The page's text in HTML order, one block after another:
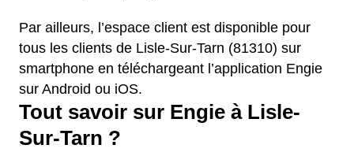
Par ailleurs, l’espace client est disponible pour
tous les clients de Lisle-Sur-Tarn (81310) sur
smartphone en téléchargeant l’application Engie
sur Android ou iOS.
Tout savoir sur Engie à Lisle-
Sur-Tarn ?